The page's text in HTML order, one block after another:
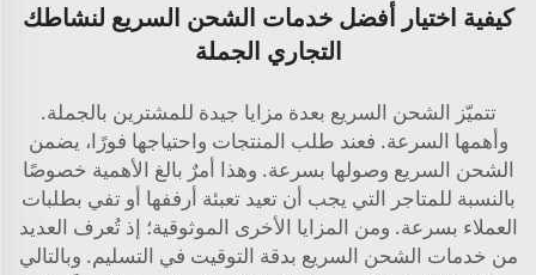
كيفية اختيار أفضل خدمات الشحن السريع لنشاطك
التجاري الجملة
تتميّز الشحن السريع بعدة مزايا جيدة للمشترين بالجملة.
وأهمها السرعة. فعند طلب المنتجات واحتياجها فورًا، يضمن
الشحن السريع وصولها بسرعة. وهذا أمرٌ بالغ الأهمية خصوصًا
بالنسبة للمتاجر التي يجب أن تعيد تعبئة أرففها أو تفي بطلبات
العملاء بسرعة. ومن المزايا الأخرى الموثوقية؛ إذ تُعرف العديد
من خدمات الشحن السريع بدقة التوقيت في التسليم. وبالتالي